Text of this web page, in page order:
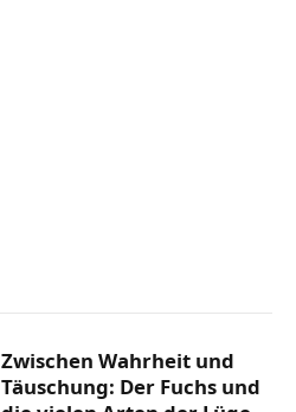
Zwischen Wahrheit und
Täuschung: Der Fuchs und